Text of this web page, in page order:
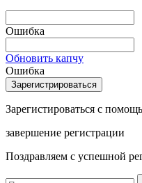
Ошибка
Обновить капчу
Ошибка
Зарегистироваться с
завершение регистрации
Поздравляем с успешной